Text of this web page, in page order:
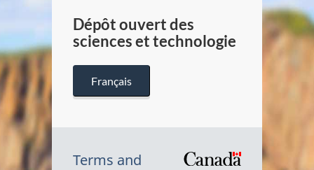
Dépôt ouvert des
sciences et technologie
Français
Terms and